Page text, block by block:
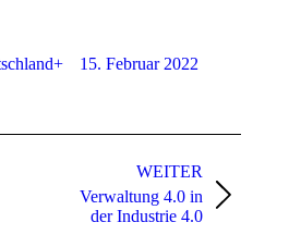
15. Februar 2022
WEITER
Nächster
Beitrag:
Verwaltung 4.0 in
der Industrie 4.0